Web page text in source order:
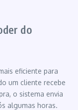
do
eficiente para
um cliente recebe
o sistema envia
algumas horas.